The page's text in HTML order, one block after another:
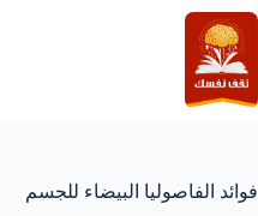
التجاوز
إلى
المحتوى
فوائد الفاصوليا البيضاء للجسم